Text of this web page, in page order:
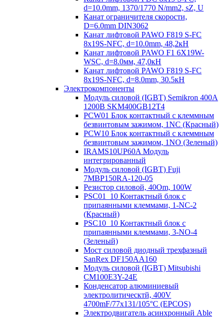
d=10.0mm, 1370/1770 N/mm2, sZ, U
Канат ограничителя скорости,
D=6.0mm DIN3062
Канат лифтовой PAWO F819 S-FC
8х19S-NFC, d=10.0mm, 48,2кН
Канат лифтовой PAWO F1 6X19W-
WSC, d=8.0мм, 47,0кН
Канат лифтовой PAWO F819 S-FC
8х19S-NFC, d=8.0mm, 30.5кН
Электрокомпоненты
Модуль силовой (IGBT) Semikron 400А
1200В SKM400GB12T4
PCW01 Блок контактный с клеммным
безвинтовым зажимом, 1NC (Красный)
PCW10 Блок контактный с клеммным
безвинтовым зажимом, 1NO (Зеленый)
IRAMS10UP60A Модуль
интегрированный
Модуль силовой (IGBT) Fuji
7MBP150RA-120-05
Резистор силовой, 40Om, 100W
PSC01_10 Контактный блок с
припаянными клеммами, 1-NC-2
(Красный)
PSC10_10 Контактный блок с
припаянными клеммами, 3-NO-4
(Зеленый)
Мост силовой диодный трехфазный
SanRex DF150AA160
Модуль силовой (IGBT) Mitsubishi
CM100E3Y-24E
Конденсатор алюминиевый
электролитическтй, 400V
4700mF/77x131/105°C (EPCOS)
Электродвигатель асинхронный Able